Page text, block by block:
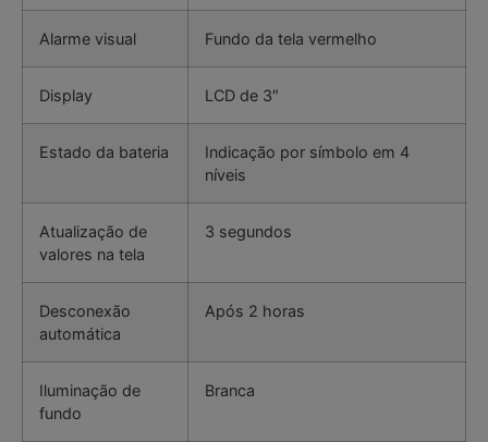
Alarme visual Fundo da tela vermelho
Display LCD de 3″
Estado da bateria
Indicação por símbolo em 4
níveis
Atualização de
valores na tela
3 segundos
Desconexão
automática
Após 2 horas
Iluminação de
fundo
Branca